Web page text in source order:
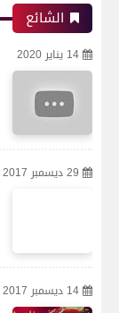
الشائع
14 يناير 2020
29 ديسمبر 2017
14 ديسمبر 2017